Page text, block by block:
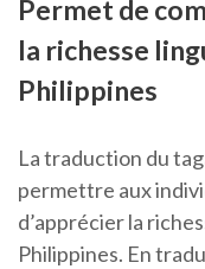
Permet de
la richesse
Philippines
La traduction du
permettre aux
d’apprécier la
Philippines. En